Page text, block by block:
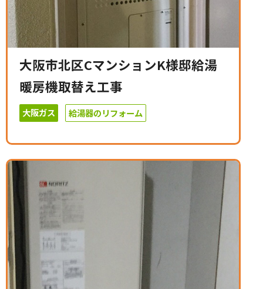
大阪市北区CマンションK様邸給湯
暖房機取替え工事
大阪ガス 給湯器のリフォーム